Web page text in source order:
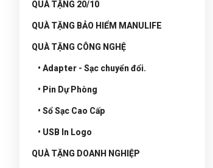
QUÀ TẶNG 20/10
QUÀ TẶNG BẢO HIỂM MANULIFE
QUÀ TẶNG CÔNG NGHỆ
• Adapter - Sạc chuyển đổi.
• Pin Dự Phòng
• Sổ Sạc Cao Cấp
• USB In Logo
QUÀ TẶNG DOANH NGHIỆP